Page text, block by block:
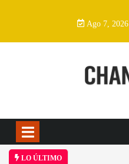
Ago 7, 2026
LO ÚLTIMO